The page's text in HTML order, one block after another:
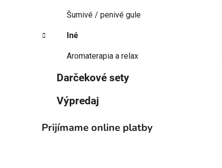
Šumivé / penivé gule
Iné
Aromaterapia a relax
Darčekové sety
Výpredaj
Prijímame online platby